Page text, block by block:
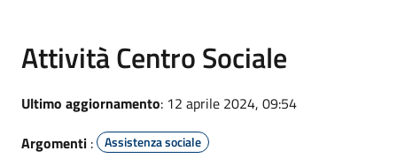
Attività Centro Sociale
Ultimo aggiornamento: 12 aprile 2024, 09:54
Argomenti : Assistenza sociale